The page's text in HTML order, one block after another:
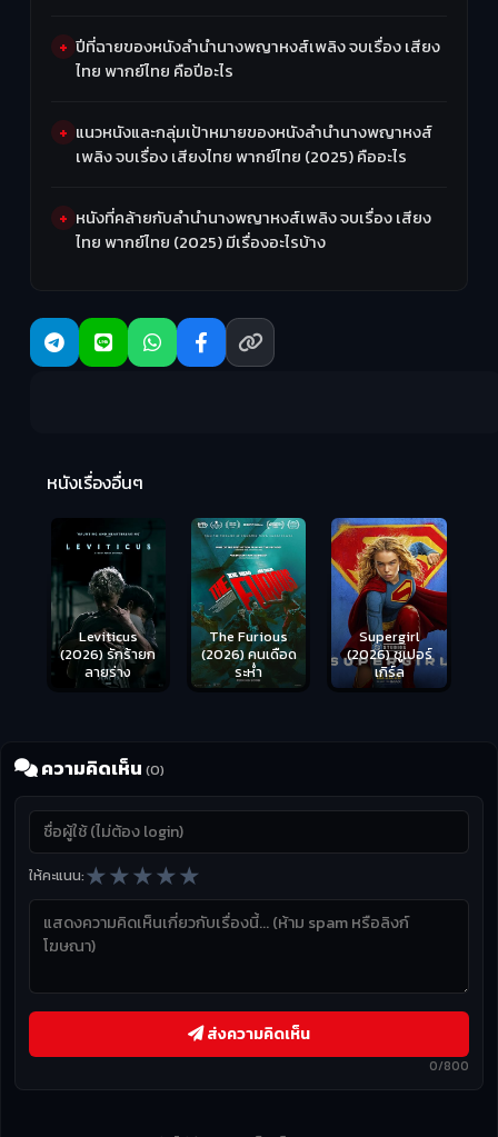
ปีที่ฉายของหนังลำนำนางพญาหงส์เพลิง จบเรื่อง เสียง
ไทย พากย์ไทย คือปีอะไร
แนวหนังและกลุ่มเป้าหมายของหนังลำนำนางพญาหงส์
เพลิง จบเรื่อง เสียงไทย พากย์ไทย (2025) คืออะไร
หนังที่คล้ายกับลำนำนางพญาหงส์เพลิง จบเรื่อง เสียง
ไทย พากย์ไทย (2025) มีเรื่องอะไรบ้าง
หนังเรื่องอื่นๆ
Leviticus
(2026) รักร้ายก
ลายร่าง
The Furious
(2026) คนเดือด
ระห่ำ
Supergirl
(2026) ซูเปอร์
เกิร์ล
ความคิดเห็น (0)
ให้คะแนน:★★★★★
0/800
ส่งความคิดเห็น